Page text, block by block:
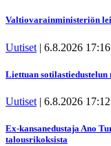
Valtiovarainministeriön
Uutiset | 6.8.2026 17:16
Liettuan
Uutiset | 6.8.2026 17:12
Ex-kansanedustaja Ano
talousrikoksista